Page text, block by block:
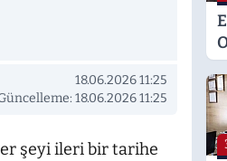
18.06.2026 11:25
18.06.2026 11:25
şeyi ileri bir tarihe